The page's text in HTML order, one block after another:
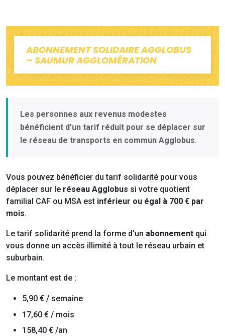
ABONNEMENT SOLIDAIRE AGGLOBUS
– SAUMUR AGGLOMÉRATION
Les personnes aux revenus modestes
bénéficient d’un tarif réduit pour se déplacer sur
le réseau de transports en commun Agglobus.
Vous pouvez bénéficier du tarif solidarité pour vous
déplacer sur le réseau Agglobus si votre quotient
familial CAF ou MSA est inférieur ou égal à 700 € par
mois.
Le tarif solidarité prend la forme d’un abonnement qui
vous donne un accès illimité à tout le réseau urbain et
suburbain.
Le montant est de :
5,90 € / semaine
17,60 € / mois
158,40 € /an